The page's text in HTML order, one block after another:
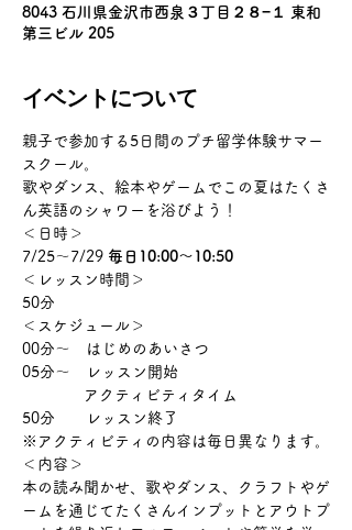
8043 石川県金沢市西泉３丁目２８−１ 東和
第三ビル 205
イベントについて
親子で参加する5日間のプチ留学体験サマー
スクール。
歌やダンス、絵本やゲームでこの夏はたくさ
ん英語のシャワーを浴びよう！
＜日時＞
7/25〜7/29 毎日10:00〜10:50
＜レッスン時間＞
50分
＜スケジュール＞
00分〜　はじめのあいさつ
05分〜　レッスン開始
アクティビティタイム
50分　　レッスン終了
※アクティビティの内容は毎日異なります。
＜内容＞
本の読み聞かせ、歌やダンス、クラフトやゲ
ームを通じてたくさんインプットとアウトプ